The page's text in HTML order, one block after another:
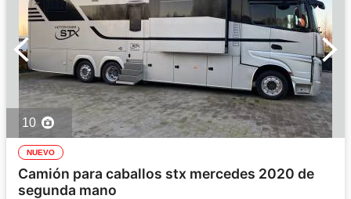
10
NUEVO
Camión para caballos stx mercedes 2020 de
segunda mano